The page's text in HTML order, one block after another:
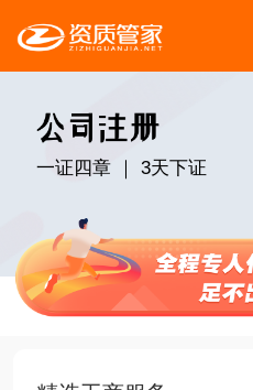
一证四章 ｜ 3天下证